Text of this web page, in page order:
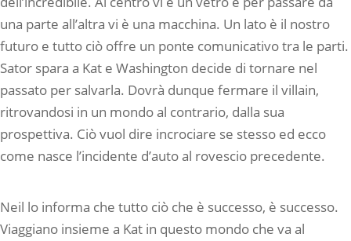
una parte all’altra vi è una macchina. Un lato è il nostro
futuro e tutto ciò offre un ponte comunicativo tra le parti.
Sator spara a Kat e Washington decide di tornare nel
passato per salvarla. Dovrà dunque fermare il villain,
ritrovandosi in un mondo al contrario, dalla sua
prospettiva. Ciò vuol dire incrociare se stesso ed ecco
come nasce l’incidente d’auto al rovescio precedente.
Neil lo informa che tutto ciò che è successo, è successo.
Viaggiano insieme a Kat in questo mondo che va al